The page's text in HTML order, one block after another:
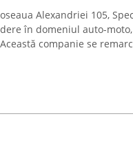
Alexandriei 105,
în domeniul auto-
companie se